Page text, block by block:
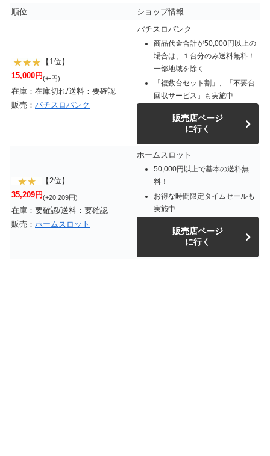
順位 ショップ情報
【1位】
15,000円(+-円)
在庫：在庫切れ/送料：要確認
販売： パチスロバンク
パチスロバンク
商品代金合計が50,000円以上の
場合は、１台分のみ送料無料！
一部地域を除く
「複数台セット割」、「不要台
回収サービス」も実施中
販売店ページ
に行く
【2位】
35,209円(+20,209円)
在庫：要確認/送料：要確認
販売： ホームスロット
ホームスロット
50,000円以上で基本の送料無
料！
お得な時間限定タイムセールも
実施中
販売店ページ
に行く